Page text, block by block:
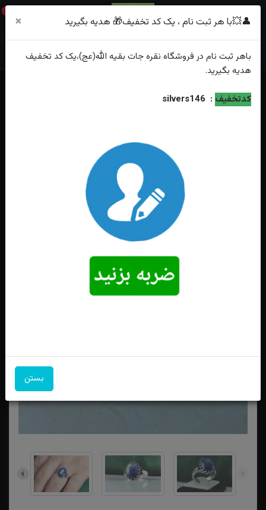
0
خانه
فهرست محصولات
انگشتر نقره یاقوت کبود اصل رکاب صفوی چنگی ، ماشینی
👤💥با هر ثبت نام ، یک کد تخفیف🎁 هدیه بگیرید ×
باهر ثبت نام در فروشگاه نقره جات بقیه الله(عج)،یک کد تخفیف
هدیه بگیرید.
کدتخفیف :
silvers146
بستن